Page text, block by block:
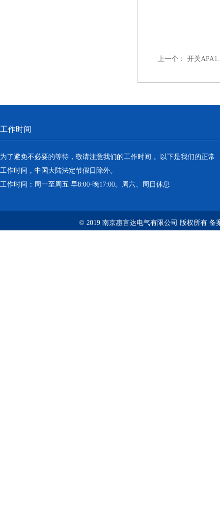
上一个： 开关
工作时间
为了避免不必要的等待，敬请注意我们的工作时间 。以下是我们的正常
工作时间，中国大陆法定节假日除外。
工作时间：周一至周五 早8:00-晚17:00。周六、周日休息
© 2019 南京惠言达电气有限公司 版权所有 备